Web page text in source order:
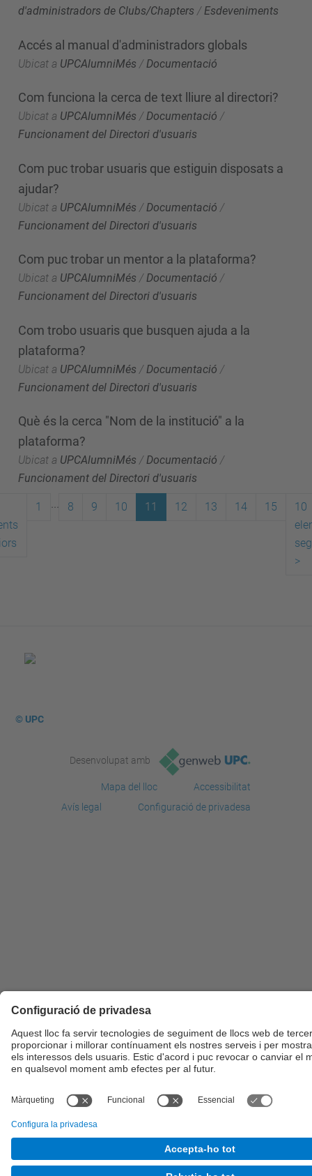
d'administradors de Clubs/Chapters /Esdeveniments
Accés al manual d'administradors globals
Ubicat a UPCAlumniMés / Documentació
Com funciona la cerca de text lliure al directori?
Ubicat a UPCAlumniMés /Documentació /
Funcionament del Directori d'usuaris
Com puc trobar usuaris que estiguin disposats a
ajudar?
Ubicat a UPCAlumniMés / Documentació /
Funcionament del Directori d'usuaris
Com puc trobar un mentor a la plataforma?
Ubicat a UPCAlumniMés /Documentació /
Funcionament del Directori d'usuaris
Com trobo usuaris que busquen ajuda a la
plataforma?
Ubicat a UPCAlumniMés / Documentació /
Funcionament del Directori d'usuaris
Què és la cerca "Nom de la institució" a la
plataforma?
Ubicat a UPCAlumniMés /Documentació /
Funcionament del Directori d'usuaris
1 8 9 10 11 12 13 14 15
10
>
© UPC
Desenvolupat amb
Mapa del lloc
Accessibilitat
Avís legal
Configuració de privadesa